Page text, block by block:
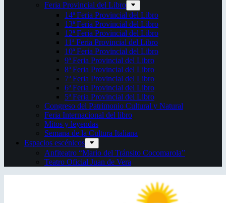
Feria Provincial del Libro
14ª Feria Provincial del Libro
13ª Feria Provincial del Libro
12ª Feria Provincial del Libro
11ª Feria Provincial del Libro
10ª Feria Provincial del Libro
9ª Feria Provincial del Libro
8ª Feria Provincial del Libro
7ª Feria Provincial del Libro
6ª Feria Provincial del Libro
5ª Feria Provincial del Libro
Congreso del Patrimonio Cultural y Natural
Feria Internacional del libro
Mitos y leyendas
Semana de la Cultura Italiana
Espacios escénicos
Anfiteatro “Mario del Tránsito Cocomarola”
Teatro Oficial Juan de Vera